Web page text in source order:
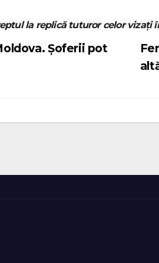
la replică tuturor celor vizați
Șoferii pot